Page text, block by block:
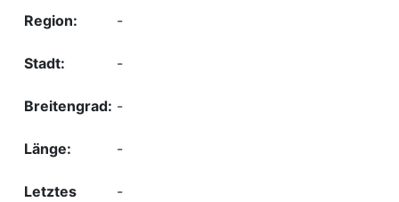
-
-
-
-
-